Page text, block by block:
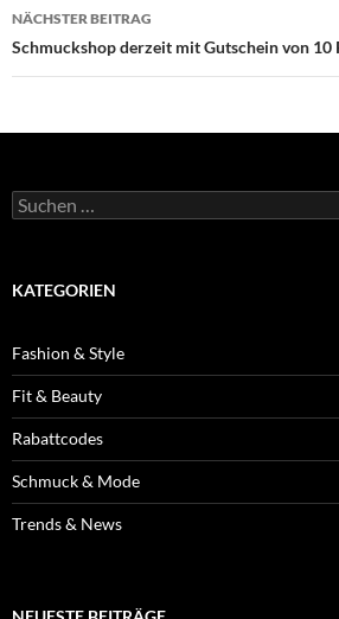
NÄCHSTER BEITRAG
Schmuckshop derzeit mit Gutschein von 10
Suche
nach:
KATEGORIEN
Fashion & Style
Fit & Beauty
Rabattcodes
Schmuck & Mode
Trends & News